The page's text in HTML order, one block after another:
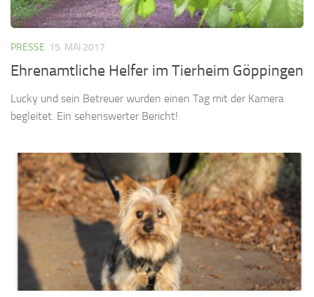
PRESSE 15. MAI 2017
Ehrenamtliche Helfer im Tierheim Göppingen
Lucky und sein Betreuer wurden einen Tag mit der Kamera
begleitet. Ein sehenswerter Bericht!